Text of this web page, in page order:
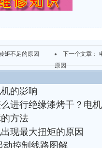
矩不足的原因 下一个文章：
原因
的影响
进行绝缘漆烤干？电
方法
现最大扭矩的原因
动控制线路图解